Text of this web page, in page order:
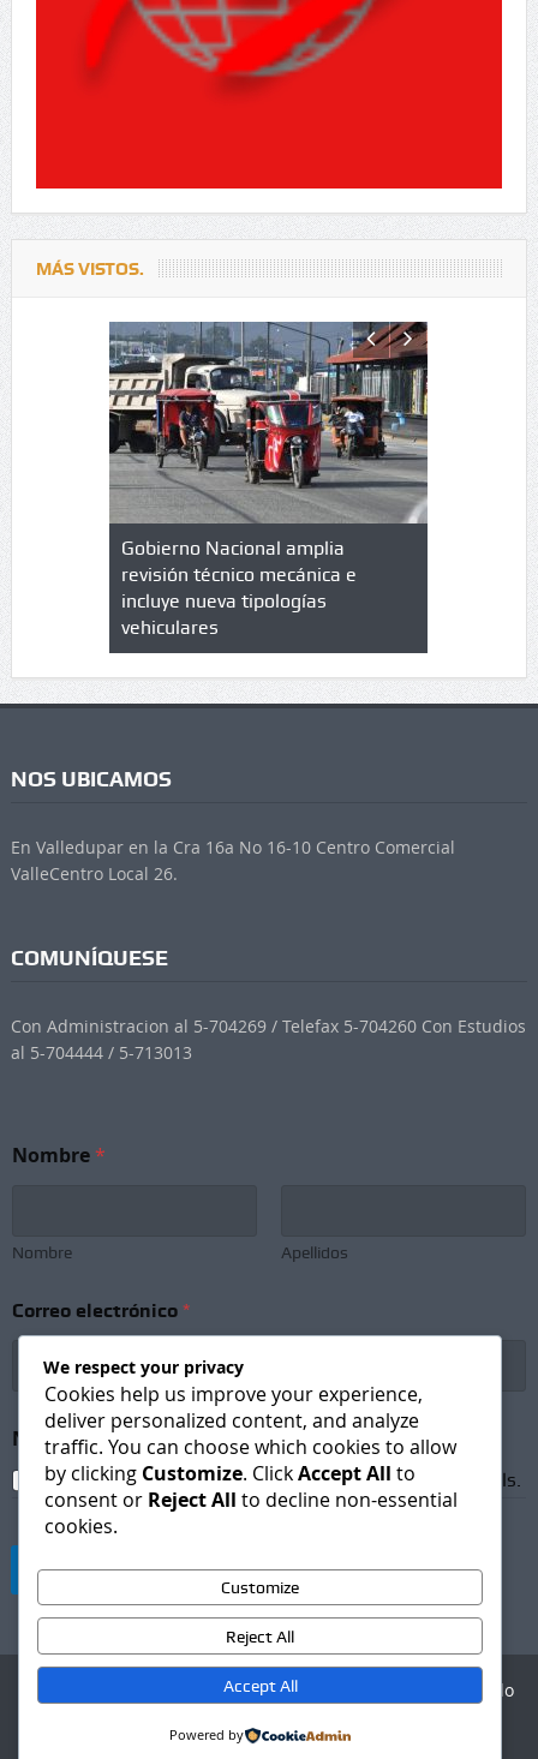
MÁS VISTOS.
de
en
Gobierno Nacional amplia
revisión técnico mecánica e
incluye nueva tipologías
vehiculares
NOS UBICAMOS
En Valledupar en la Cra 16a No 16-10 Centro Comercial
ValleCentro Local 26.
COMUNÍQUESE
Con Administracion al 5-704269 / Telefax 5-704260 Con Estudios
al 5-704444 / 5-713013
Nombre*
Nombre Apellidos
C
o
o
N
o
m
r
Correo electrónico *
Newsletter Subscription*
I agree to receive newsletters and promotional emails.
Suscribirse
Agencia Digital - Desarrollo
We respect your privacy
Cookies help us improve your experience,
deliver personalized content, and analyze
traffic. You can choose which cookies to allow
by clicking Customize. ClickAccept All to
consent or Reject All to decline non-essential
cookies.
Customize
Reject All
Accept All
Powered by